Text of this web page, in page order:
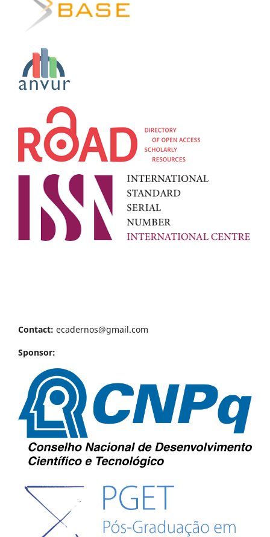
Contact: ecadernos@gmail.com
Sponsor: